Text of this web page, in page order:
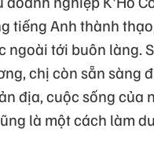
tiếng Anh thành
ngoài tới buôn làng.
chị còn sẵn sàng
địa, cuộc sống của
là một cách làm